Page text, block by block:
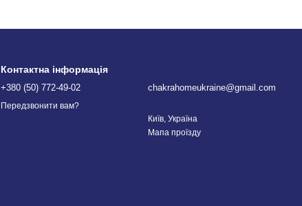
Контактна інформація
+380 (50) 772-49-02
Передзвонити вам?
chakrahomeukraine@gmail.com
Київ, Україна
Мапа проїзду